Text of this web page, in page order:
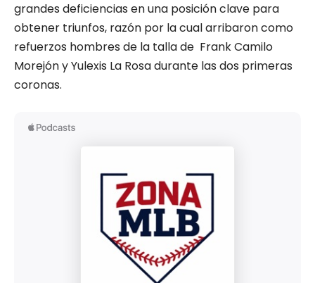
grandes deficiencias en una posición clave para
obtener triunfos, razón por la cual arribaron como
refuerzos hombres de la talla de Frank Camilo
Morejón y Yulexis La Rosa durante las dos primeras
coronas.